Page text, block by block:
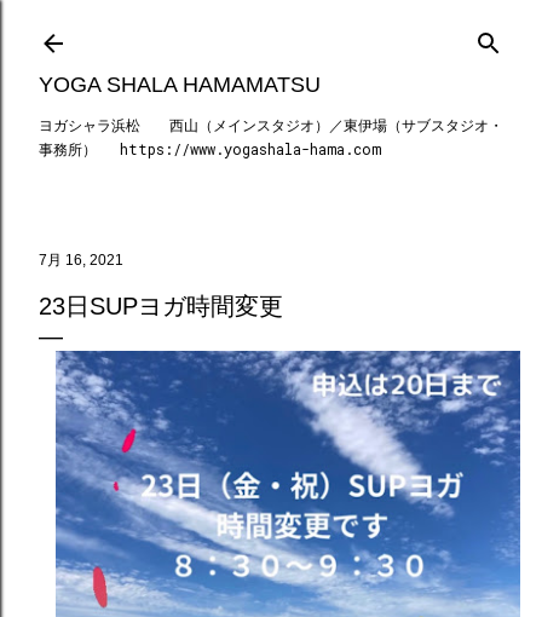
スキップしてメイン コンテンツに移動
YOGA SHALA HAMAMATSU
ヨガシャラ浜松 西山（メインスタジオ）／東伊場（サブスタジオ・
事務所） https://www.yogashala-hama.com
7月 16, 2021
23日SUPヨガ時間変更